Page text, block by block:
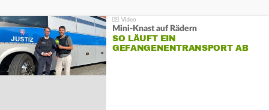
Mini-Knast auf Rädern
SO LÄUFT EIN
GEFANGENENTRANSPORT AB